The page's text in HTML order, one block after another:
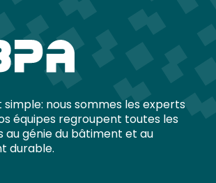
simple: nous sommes les experts
équipes regroupent toutes les
au génie du bâtiment et au
durable.